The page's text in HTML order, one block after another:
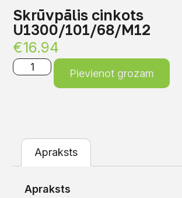
Skrūvpālis cinkots
U1300/101/68/M12
€16.94
Pievienot grozam
Apraksts
Apraksts